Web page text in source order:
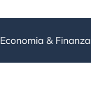
Economia & Finanza